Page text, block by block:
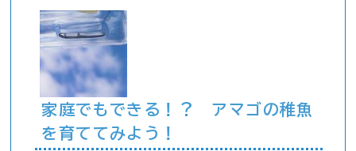
家庭でもできる！？ アマゴの稚魚
を育ててみよう！